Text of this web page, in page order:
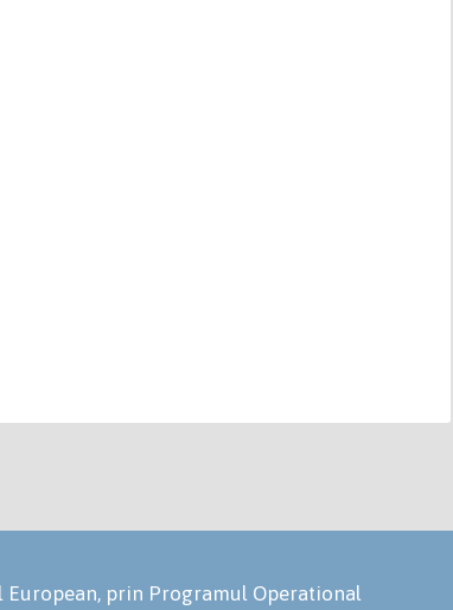
European, prin Programul Operational